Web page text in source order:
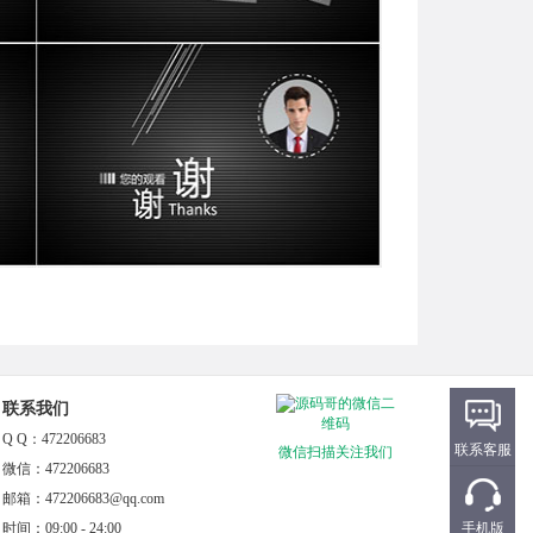
联系我们
Q Q：472206683
微信：472206683
邮箱：472206683@qq.com
时间：09:00 - 24:00
微信扫描关注我们 联系客服
手机版